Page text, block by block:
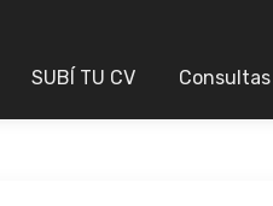
SUBÍ TU CV Consultas